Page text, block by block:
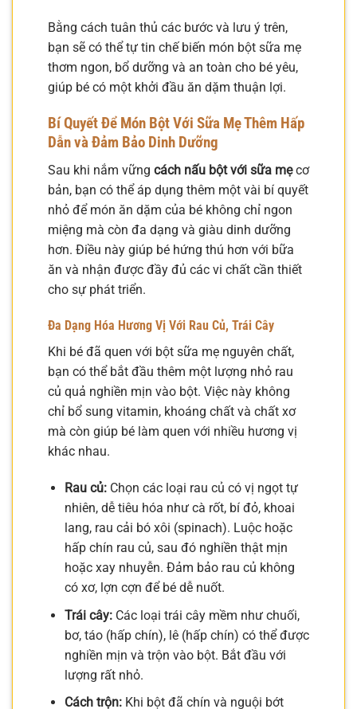
Bằng cách tuân thủ các bước và lưu ý trên,
bạn sẽ có thể tự tin chế biến món bột sữa mẹ
thơm ngon, bổ dưỡng và an toàn cho bé yêu,
giúp bé có một khởi đầu ăn dặm thuận lợi.
Bí Quyết Để Món Bột Với Sữa Mẹ Thêm Hấp
Dẫn và Đảm Bảo Dinh Dưỡng
Sau khi nắm vững cách nấu bột với sữa mẹcơ
bản, bạn có thể áp dụng thêm một vài bí quyết
nhỏ để món ăn dặm của bé không chỉ ngon
miệng mà còn đa dạng và giàu dinh dưỡng
hơn. Điều này giúp bé hứng thú hơn với bữa
ăn và nhận được đầy đủ các vi chất cần thiết
cho sự phát triển.
Đa Dạng Hóa Hương Vị Với Rau Củ, Trái Cây
Khi bé đã quen với bột sữa mẹ nguyên chất,
bạn có thể bắt đầu thêm một lượng nhỏ rau
củ quả nghiền mịn vào bột. Việc này không
chỉ bổ sung vitamin, khoáng chất và chất xơ
mà còn giúp bé làm quen với nhiều hương vị
khác nhau.
Rau củ:Chọn các loại rau củ có vị ngọt tự
nhiên, dễ tiêu hóa như cà rốt, bí đỏ, khoai
lang, rau cải bó xôi (spinach). Luộc hoặc
hấp chín rau củ, sau đó nghiền thật mịn
hoặc xay nhuyễn. Đảm bảo rau củ không
có xơ, lợn cợn để bé dễ nuốt.
Trái cây:Các loại trái cây mềm như chuối,
bơ, táo (hấp chín), lê (hấp chín) có thể được
nghiền mịn và trộn vào bột. Bắt đầu với
lượng rất nhỏ.
Cách trộn:Khi bột đã chín và nguội bớt